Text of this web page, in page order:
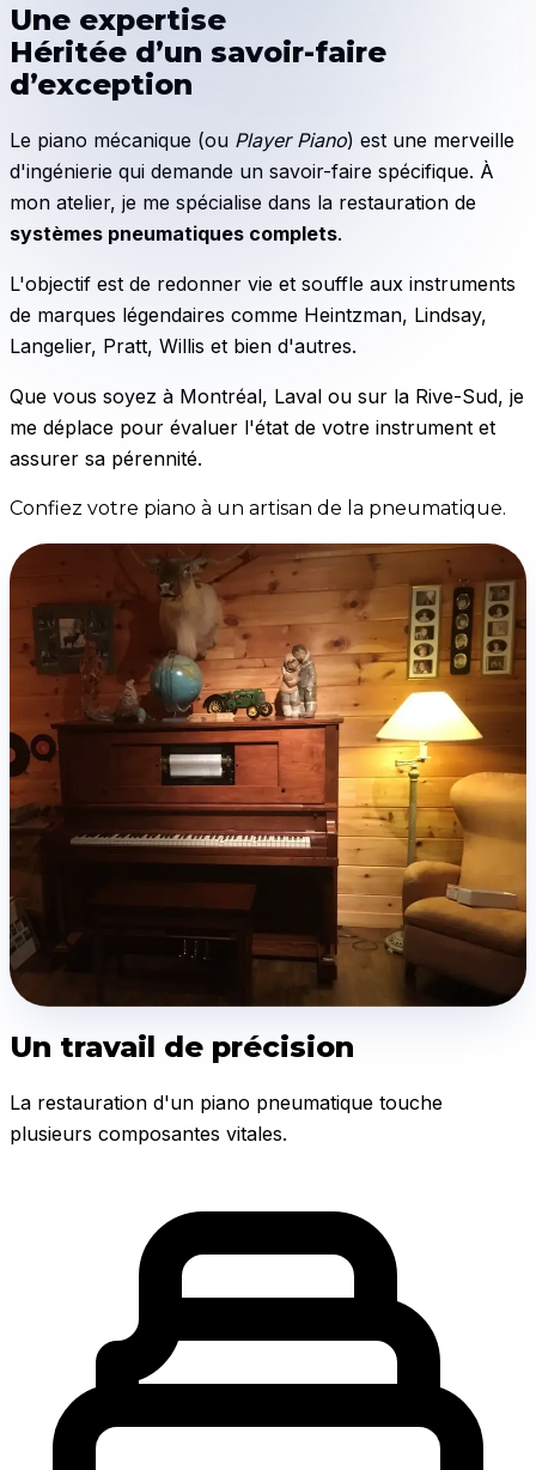
Une expertise
Héritée d’un savoir-faire
d’exception
Le piano mécanique (ou Player Piano) est une merveille
d'ingénierie qui demande un savoir-faire spécifique. À
mon atelier, je me spécialise dans la restauration de
systèmes pneumatiques complets.
L'objectif est de redonner vie et souffle aux instruments
de marques légendaires comme Heintzman, Lindsay,
Langelier, Pratt, Willis et bien d'autres.
Que vous soyez à Montréal, Laval ou sur la Rive-Sud, je
me déplace pour évaluer l'état de votre instrument et
assurer sa pérennité.
Confiez votre piano à un artisan de la pneumatique.
Un travail de précision
La restauration d'un piano pneumatique touche
plusieurs composantes vitales.